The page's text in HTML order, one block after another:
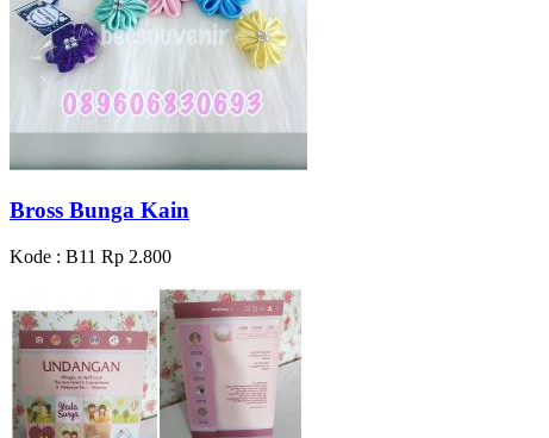
Bross Bunga Kain
Kode : B11 Rp 2.800